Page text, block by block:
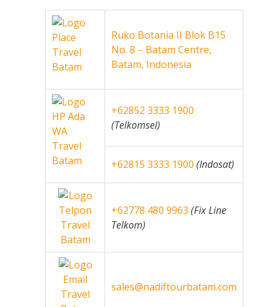
Ruko Botania II Blok B15
No. 8 – Batam Centre,
Batam, Indonesia
+62852 3333 1900
(Telkomsel)
+62815 3333 1900 (Indosat)
+62778 480 9963 (Fix Line
Telkom)
sales@nadiftourbatam.com